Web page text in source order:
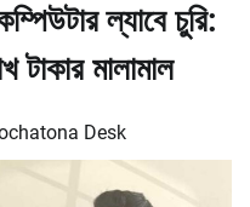
ল্যাবে চুরি:
টাকার মালামাল
Desk